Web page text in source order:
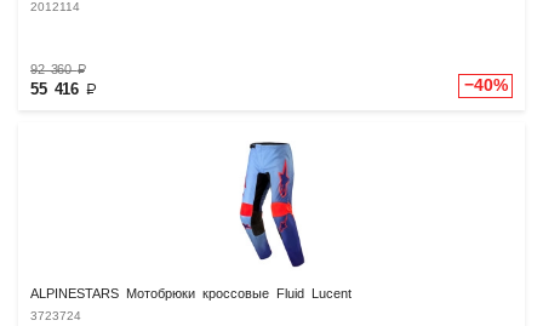
2012114
92 360₽
55 416 ₽ −40%
ALPINESTARS Мотобрюки кроссовые Fluid Lucent
3723724